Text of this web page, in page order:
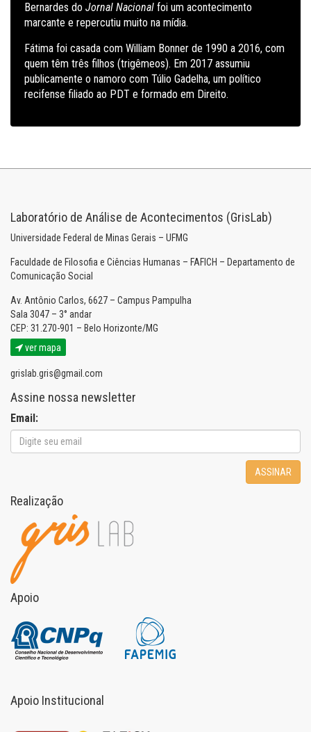
Bernardes do Jornal Nacional foi um acontecimento
marcante e repercutiu muito na mídia.
Fátima foi casada com William Bonner de 1990 a 2016, com
quem têm três filhos (trigêmeos). Em 2017 assumiu
publicamente o namoro com Túlio Gadelha, um político
recifense filiado ao PDT e formado em Direito.
Laboratório de Análise de Acontecimentos (GrisLab)
Universidade Federal de Minas Gerais – UFMG
Faculdade de Filosofia e Ciências Humanas – FAFICH – Departamento de
Comunicação Social
Av. Antônio Carlos, 6627 – Campus Pampulha
Sala 3047 – 3° andar
CEP: 31.270-901 – Belo Horizonte/MG
ver mapa
grislab.gris@gmail.com
Assine nossa newsletter
Email:
ASSINAR
Realização
Apoio
Apoio Institucional